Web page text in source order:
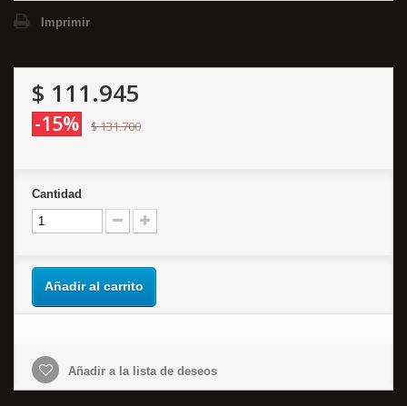
Imprimir
$ 111.945
-15% $ 131.700
Cantidad
Añadir al carrito
Añadir a la lista de deseos